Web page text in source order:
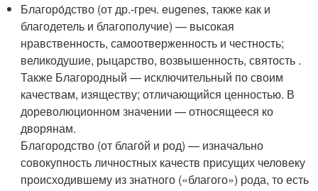
Благоро́дство (от др.-греч. eugenes, также как и
благодетель и благополучие) — высокая
нравственность, самоотверженность и честность;
великодушие, рыцарство, возвышенность, святость .
Также Благородный — исключительный по своим
качествам, изяществу; отличающийся ценностью. В
дореволюционном значении — относящееся ко
дворянам.
Благородство (от благо́й и род) — изначально
совокупность личностных качеств присущих человеку
происходившему из знатного («благого») рода, то есть